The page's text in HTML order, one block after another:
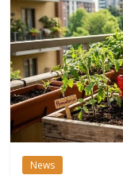
News